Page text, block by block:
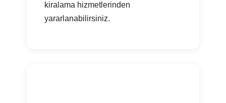
kiralama hizmetlerinden
yararlanabilirsiniz.